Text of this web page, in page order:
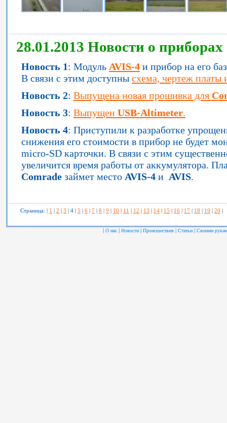
28.01.2013 Новости о приборах
Новость 1: Модуль AVIS-4 и прибор на его
В связи с этим доступны схема, чертеж платы
Новость 2: Выпущена новая прошивка для
Новость 3: Выпущен USB-Altimeter.
Новость 4: Приступили к разработке
снижения его стоимости в прибор не будет
micro-SD карточки. В связи с этим
увеличится время работы от аккумулятора.
Comrade займет место AVIS-4 и AVIS.
Страница: | 1 | 2 | 3 | 4 | 5 | 6 | 7 | 8 | 9 | 10 | 11 | 12 | 13 | 14 | 15 | 16 | 17 | 18 | 19 | 20 |
| О нас | Новости | Происшествия | Статьи | Своими